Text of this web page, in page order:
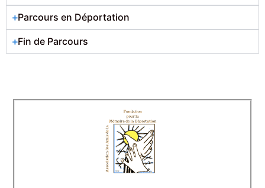
Parcours en Déportation
Fin de Parcours